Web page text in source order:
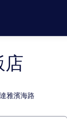
店
雅濱海路